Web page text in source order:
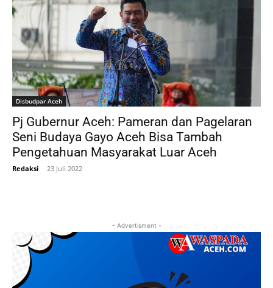
Disbudpar Aceh
Pj Gubernur Aceh: Pameran dan Pagelaran
Seni Budaya Gayo Aceh Bisa Tambah
Pengetahuan Masyarakat Luar Aceh
Redaksi - 23 Juli 2022
- Advertisment -